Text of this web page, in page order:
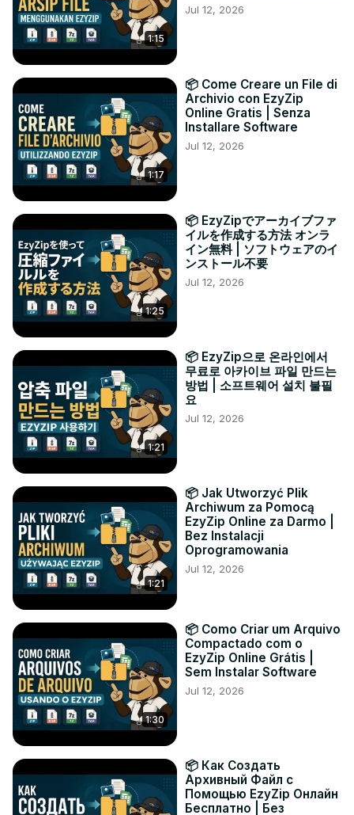
1:15
Jul 12, 2026
1:17
📦 Come Creare un File di
Archivio con EzyZip
Online Gratis | Senza
Installare Software
Jul 12, 2026
1:25
📦 EzyZipでアーカイブファ
イルを作成する方法 オンラ
イン無料 | ソフトウェアのイ
ンストール不要
Jul 12, 2026
1:21
📦 EzyZip으로 온라인에서
무료로 아카이브 파일 만드는
방법 | 소프트웨어 설치 불필
요
Jul 12, 2026
1:21
📦 Jak Utworzyć Plik
Archiwum za Pomocą
EzyZip Online za Darmo |
Bez Instalacji
Oprogramowania
Jul 12, 2026
1:30
📦 Como Criar um Arquivo
Compactado com o
EzyZip Online Grátis |
Sem Instalar Software
Jul 12, 2026
📦 Как Создать
Архивный Файл с
Помощью EzyZip Онлайн
Бесплатно | Без